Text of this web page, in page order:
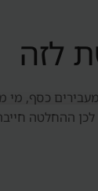
לזה
כסף,
ההחלטה